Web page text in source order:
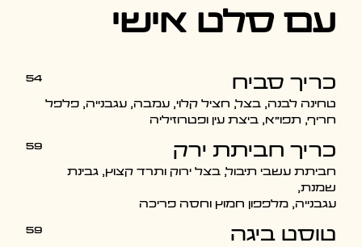
עם סלט אישי
כריך סביח
טחינה לבנה, בצל, חציל קלוי, עמבה, עגבנייה, פלפל
חריף, תפו"א, ביצת עין ופטרוזיליה
54
כריך חביתת ירק
חביתת עשבי תיבול, בצל ירוק ותרד קצוץ, גבינת
שמנת,
עגבנייה, מלפפון חמוץ וחסה פריכה
59
טוסט ביגה 59